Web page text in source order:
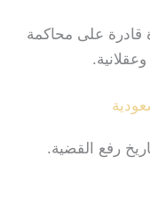
قادرة على محاكمة
رفع القضية.